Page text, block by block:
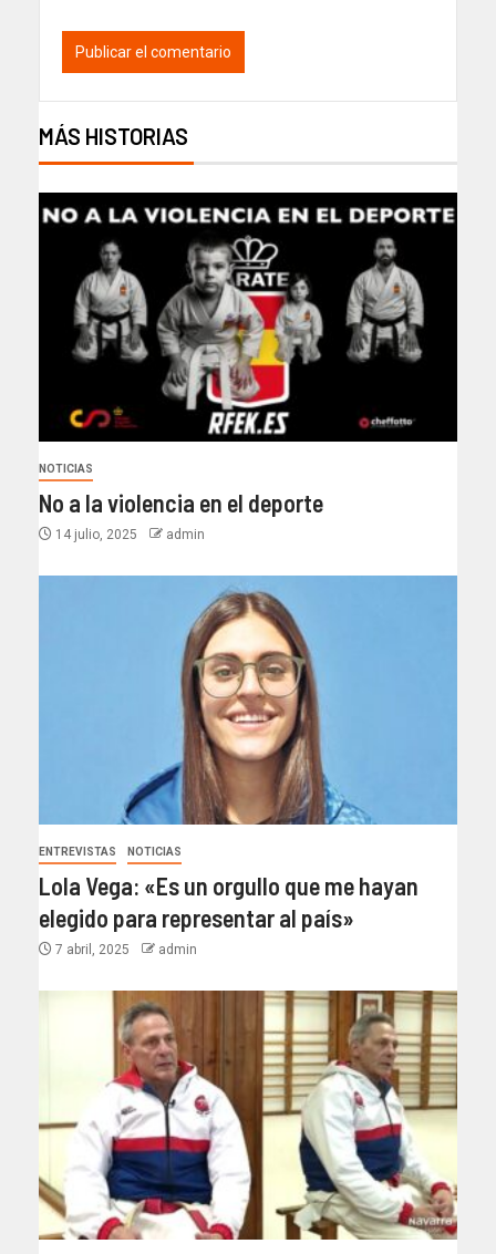
MÁS HISTORIAS
NOTICIAS
No a la violencia en el deporte
14 julio, 2025 admin
ENTREVISTAS NOTICIAS
Lola Vega: «Es un orgullo que me hayan
elegido para representar al país»
7 abril, 2025 admin